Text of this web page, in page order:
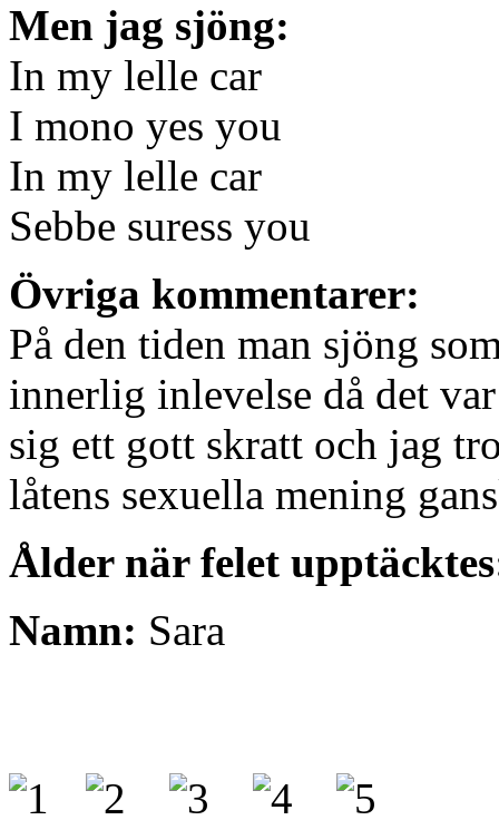
Men jag sjöng:
In my lelle car
I mono yes you
In my lelle car
Sebbe suress you
Övriga kommentarer:
På den tiden man sjöng
innerlig inlevelse då det
sig ett gott skratt och jag
låtens sexuella mening
Ålder när felet
Namn: Sara